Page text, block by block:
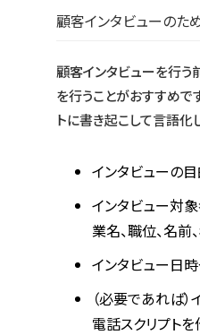
顧客インタビューのた
顧客インタビューを行う
を行うことがおすすめで
トに書き起こして言語化
インタビューの
インタビュー対
業名、職位、名前
インタビュー日
（必要であれば
電話スクリプト